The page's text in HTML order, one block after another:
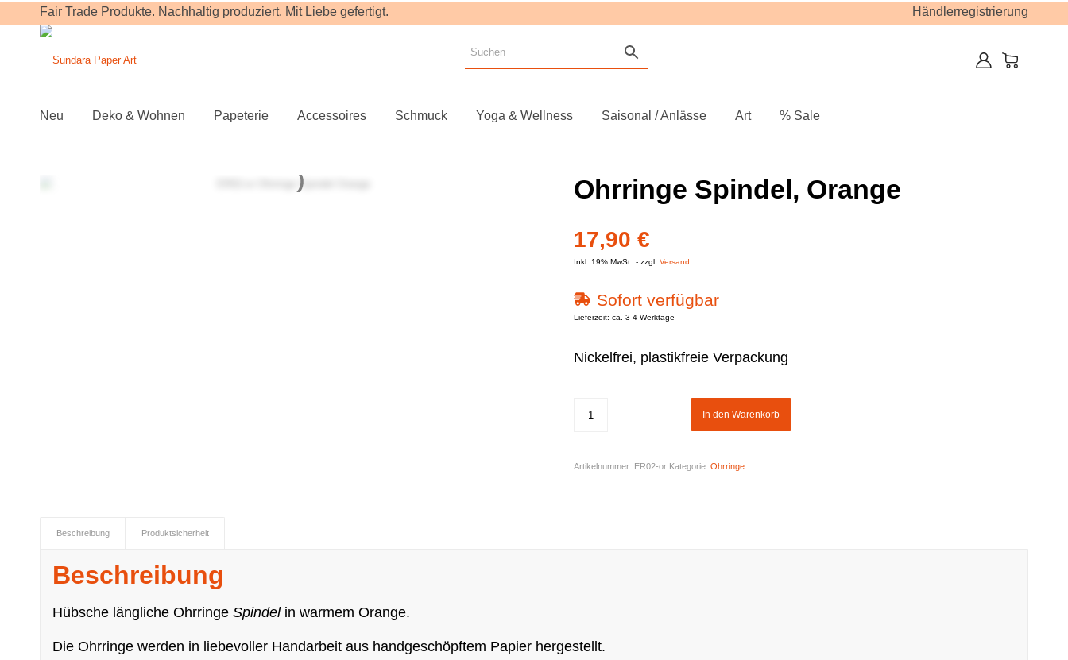
Fair Trade Produkte. Nachhaltig produziert. Mit Liebe gefertigt. Händlerregistrierung
Neu Deko & Wohnen Papeterie Accessoires Schmuck Yoga & Wellness Saisonal / Anlässe Art % Sale
Ohrringe Spindel, Orange
17,90 €
Inkl. 19% MwSt. zzgl. Versand
Sofort verfügbar
Lieferzeit: ca. 3-4 Werktage
Nickelfrei, plastikfreie Verpackung
In den Warenkorb
Artikelnummer: ER02-or Kategorie: Ohrringe
Beschreibung Produktsicherheit
Beschreibung
Hübsche längliche Ohrringe Spindelin warmem Orange.
Die Ohrringe werden in liebevoller Handarbeit aus handgeschöpftem Papier hergestellt.